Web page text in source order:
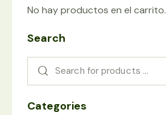
No hay productos en el carrito.
Search
Categories